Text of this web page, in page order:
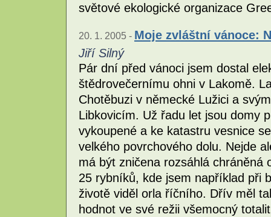
světové ekologické organizace
20. 1. 2005 - Moje zvláštní vánoce:
Jiří Silný
Pár dní před vánoci jsem dostal
štědrovečernímu ohni v Lakomě.
Chotěbuzi v německé Lužici a
Libkovicím. Už řadu let jsou domy
vykoupené a ke katastru vesnice
velkého povrchového dolu. Nejde
má být zničena rozsáhlá
25 rybníků, kde jsem například při
životě viděl orla říčního. Dřív měl
hodnot ve své režii všemocný